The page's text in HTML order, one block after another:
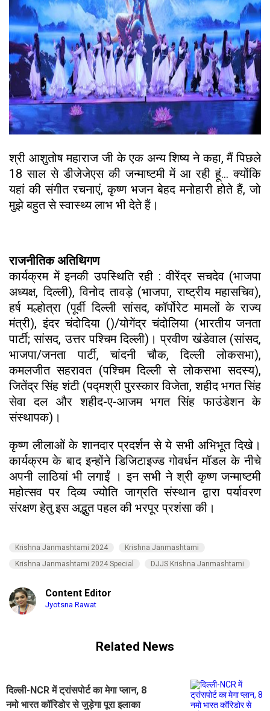
श्री आशुतोष महाराज जी के एक अन्य शिष्य ने कहा, मैं पिछले
18 साल से डीजेजेएस की जन्माष्टमी में आ रही हूं... क्योंकि
यहां की संगीत रचनाएं, कृष्ण भजन बेहद मनोहारी होते हैं, जो
मुझे बहुत से स्वास्थ्य लाभ भी देते हैं।
राजनीतिक अतिथिगण
कार्यक्रम में इनकी उपस्थिति रही : वीरेंद्र सचदेव (भाजपा
अध्यक्ष, दिल्ली), विनोद तावड़े (भाजपा, राष्ट्रीय महासचिव),
हर्ष मल्होत्रा (पूर्वी दिल्ली सांसद, कॉर्पोरेट मामलों के राज्य
मंत्री), इंदर चंदोदिया ()/योगेंद्र चंदोलिया (भारतीय जनता
पार्टी; सांसद, उत्तर पश्चिम दिल्ली)। प्रवीण खंडेवाल (सांसद,
भाजपा/जनता पार्टी, चांदनी चौक, दिल्ली लोकसभा),
कमलजीत सहरावत (पश्चिम दिल्ली से लोकसभा सदस्य),
जितेंद्र सिंह शंटी (पद्मश्री पुरस्कार विजेता, शहीद भगत सिंह
सेवा दल और शहीद-ए-आजम भगत सिंह फाउंडेशन के
संस्थापक)।
कृष्ण लीलाओं के शानदार प्रदर्शन से ये सभी अभिभूत दिखे।
कार्यक्रम के बाद इन्होंने डिजिटाइज्ड गोवर्धन मॉडल के नीचे
अपनी लाठियां भी लगाईं । इन सभी ने श्री कृष्ण जन्माष्टमी
महोत्सव पर दिव्य ज्योति जाग्रति संस्थान द्वारा पर्यावरण
संरक्षण हेतु इस अद्भुत पहल की भरपूर प्रशंसा की।
Krishna Janmashtami 2024
Krishna Janmashtami
Krishna Janmashtami 2024 Special
DJJS Krishna Janmashtami
Content Editor
Jyotsna Rawat
Related News
दिल्ली-NCR में ट्रांसपोर्ट का मेगा प्लान, 8
नमो भारत कॉरिडोर से जुड़ेगा पूरा इलाका